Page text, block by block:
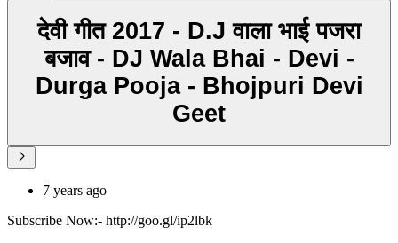
देवी गीत 2017 - D.J वाला भाई पजरा
बजाव - DJ Wala Bhai - Devi -
Durga Pooja - Bhojpuri Devi
Geet
7 years ago
Subscribe Now:- http://goo.gl/ip2lbk